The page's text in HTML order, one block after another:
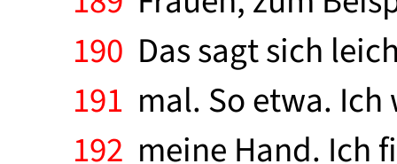
190 Das sagt sich
191 mal. So etwa.
192 meine Hand. Ich